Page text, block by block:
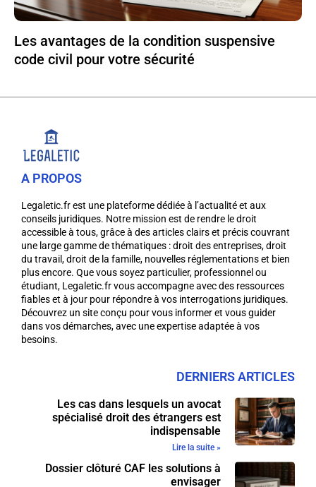
Les avantages de la condition suspensive
code civil pour votre sécurité
A PROPOS
Legaletic.fr est une plateforme dédiée à l’actualité et aux
conseils juridiques. Notre mission est de rendre le droit
accessible à tous, grâce à des articles clairs et précis couvrant
une large gamme de thématiques : droit des entreprises, droit
du travail, droit de la famille, nouvelles réglementations et bien
plus encore. Que vous soyez particulier, professionnel ou
étudiant, Legaletic.fr vous accompagne avec des ressources
fiables et à jour pour répondre à vos interrogations juridiques.
Découvrez un site conçu pour vous informer et vous guider
dans vos démarches, avec une expertise adaptée à vos
besoins.
DERNIERS ARTICLES
Les cas dans lesquels un avocat
spécialisé droit des étrangers est
indispensable
Lire la suite »
Dossier clôturé CAF les solutions à
envisager